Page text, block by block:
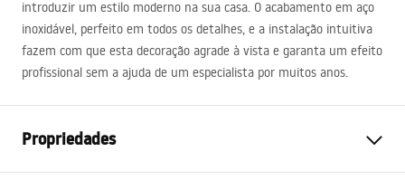
introduzir um estilo moderno na sua casa. O acabamento em aço
inoxidável, perfeito em todos os detalhes, e a instalação intuitiva
fazem com que esta decoração agrade à vista e garanta um efeito
profissional sem a ajuda de um especialista por muitos anos.
Propriedades